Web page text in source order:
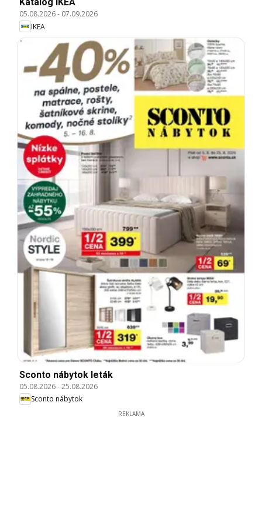
05.08.2026- 07.09.2026
IKEA
Sconto nábytok leták
05.08.2026-25.08.2026
Sconto nábytok
REKLAMA